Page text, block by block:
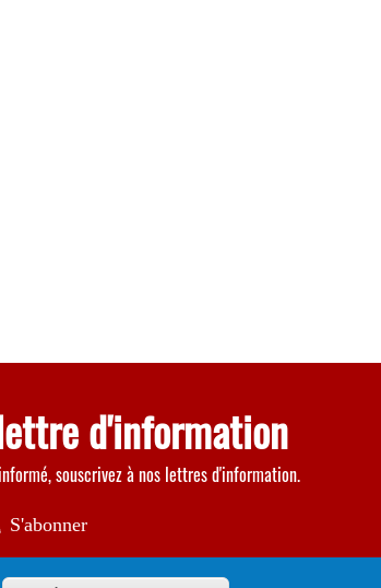
d'information
souscrivez à nos lettres d'information.
S'abonner